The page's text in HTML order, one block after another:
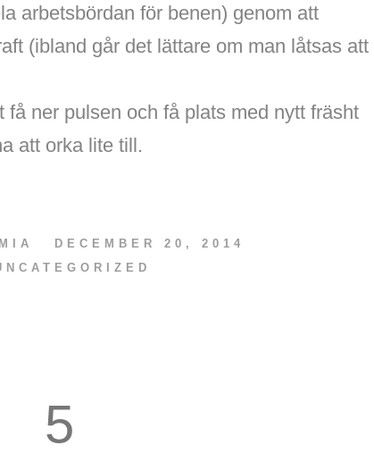
arbetsbördan för benen) genom att
(ibland går det lättare om man låtsas att
ner pulsen och få plats med nytt fräsht
att orka lite till.
DECEMBER 20, 2014
5